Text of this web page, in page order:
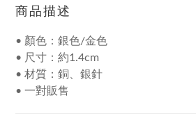
商品描述
• 顏色：銀色/金色
• 尺寸：約1.4cm
• 材質：銅、銀針
• 一對販售